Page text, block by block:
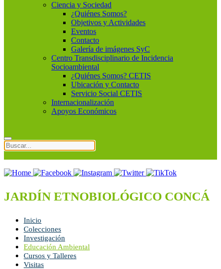
Ciencia y Sociedad
¿Quiénes Somos?
Objetivos y Actividades
Eventos
Contacto
Galería de imágenes SyC
Centro Transdisciplinario de Incidencia
Socioambiental
¿Quiénes Somos? CETIS
Ubicación y Contacto
Servicio Social CETIS
Internacionalización
Apoyos Económicos
JARDÍN ETNOBIOLÓGICO CONCÁ
Inicio
Colecciones
Investigación
Educación Ambiental
Cursos y Talleres
Visitas